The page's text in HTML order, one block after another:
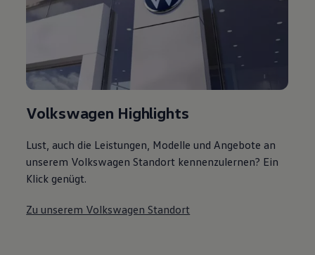
Volkswagen Highlights
Lust, auch die Leistungen, Modelle und Angebote an
unserem Volkswagen Standort kennenzulernen? Ein
Klick genügt.
Zu unserem Volkswagen Standort